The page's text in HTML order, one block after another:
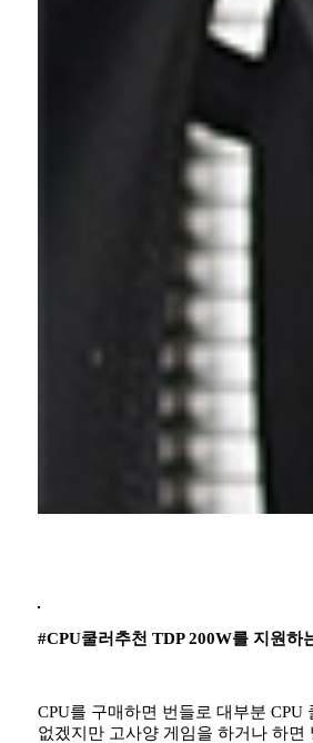
#CPU쿨러추천 TDP 200W를 지원하
CPU를 구매하면 번들로 대부분
없겠지만 고사양 게임을 하거나 하